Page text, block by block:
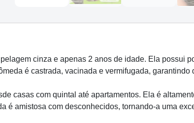
cinza e apenas 2 anos de idade. Ela possui
é castrada, vacinada e vermifugada, garantindo
casas com quintal até apartamentos. Ela é
é amistosa com desconhecidos, tornando-a uma